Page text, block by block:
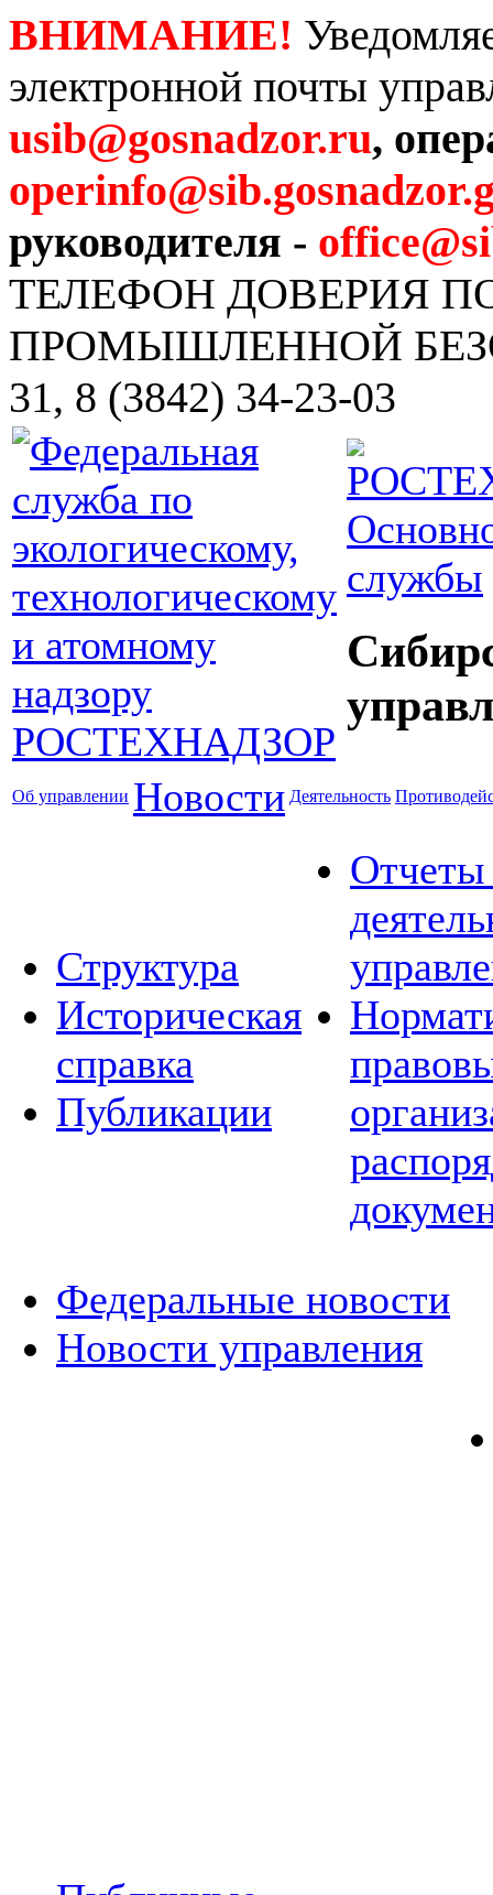
ВНИМАНИЕ!
электронной почты
usib@gosnadzor.ru,
руководителя -
ТЕЛЕФОН ДОВЕРИЯ
ПРОМЫШЛЕННОЙ
31, 8 (3842) 34-23-03
службы
Об управлении Новости Деятельность
Структура
Историческая
справка
Публикации
Отчеты
Федеральные новости
Новости управления